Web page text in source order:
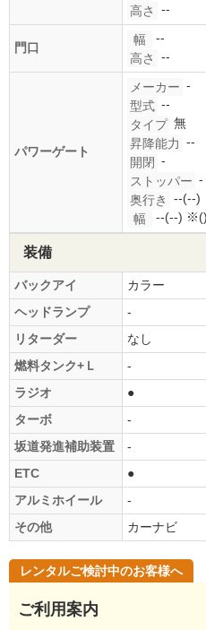
高さ
--
門口
幅
--
高さ
--
パワーゲート
メーカー -
型式 --
タイプ 無
昇降能力 --
開閉 -
ストッパー -
奥行き
--(--)
幅
--(--)
装備
バックアイ
カラー
ヘッドランプ
-
リターダー
なし
燃料タンク+Ｌ
-
ラジオ
●
ターボ
-
坂道発進補助装置
-
ETC
●
アルミホイール
-
その他
カーナビ
レンタルご検討中のお客様へ
ご利用案内